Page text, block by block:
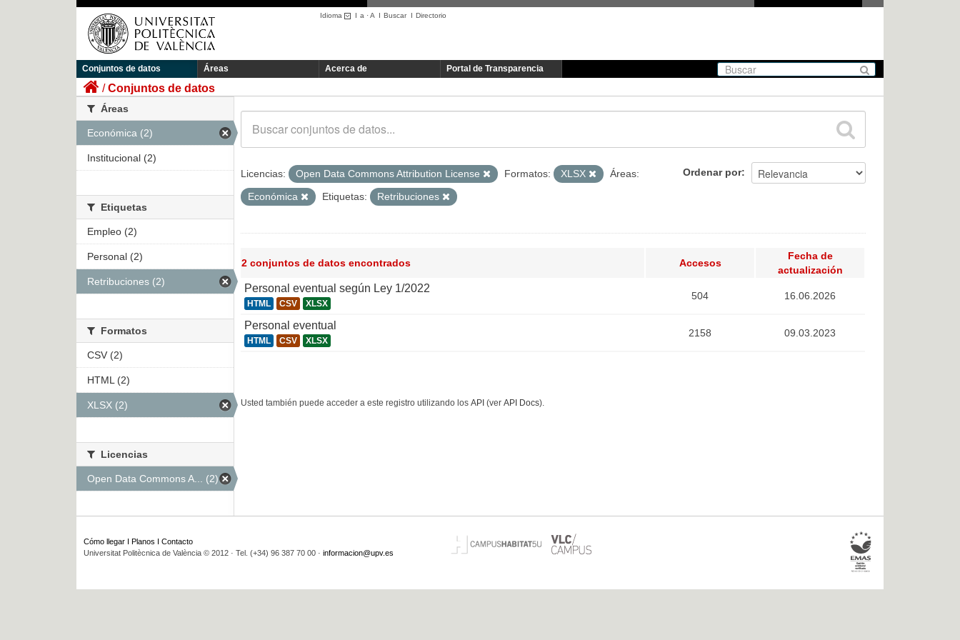
Idioma I a ·A I BuscarI Directorio
Conjuntos de datos Áreas Acerca de Portal de Transparencia
Conjuntos de datos
Ordenar por
Licencias: Open Data Commons Attribution License Formatos: XLSX
Áreas:
Económica
Etiquetas: Retribuciones
2 conjuntos de datos encontrados Accesos
Fecha de
actualización
Personal eventual según Ley 1/2022
HTML CSV XLSX
504 16.06.2026
Personal eventual
HTML CSV XLSX
2158 09.03.2023
Usted también puede acceder a este registro utilizando los API (ver API Docs).
Áreas
Económica (2)
Institucional (2)
Etiquetas
Empleo (2)
Personal (2)
Retribuciones (2)
Formatos
CSV (2)
HTML (2)
XLSX (2)
Licencias
Open Data Commons A... (2)
Cómo llegar Planos
Contacto
Universitat Politècnica de València © 2012 · Tel. (+34) 96 387 70 00 · informacion@upv.es